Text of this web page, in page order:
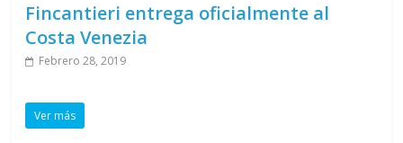
Fincantieri entrega oficialmente al
Costa Venezia
Febrero 28, 2019
Ver más